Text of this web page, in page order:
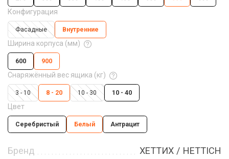
Конфигурация
Фасадные Внутренние
Ширина корпуса (мм)
600 900
Снаряжённый вес ящика (кг)
3 - 10 8 - 20 10 - 30 10 - 40
Цвет
Серебристый Белый Антрацит
Бренд
ХЕТТИХ / HETTICH